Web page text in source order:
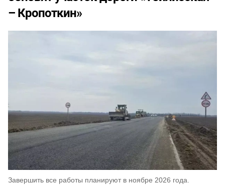
– Кропоткин»
Завершить все работы планируют в ноябре 2026 года.